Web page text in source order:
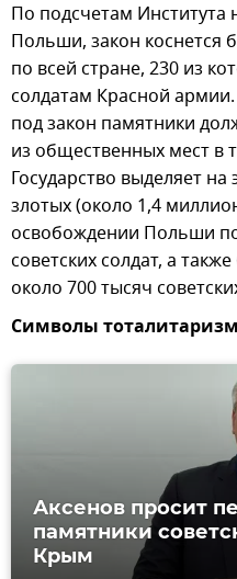
По подсчетам
Польши, закон коснется
по всей стране, 230 из
солдатам Красной
под закон памятники
из общественных мест в
Государство выделяет
злотых (около 1,4
освобождении Польши
советских солдат, а
около 700 тысяч
Символы
Аксенов просит
памятники
Крым